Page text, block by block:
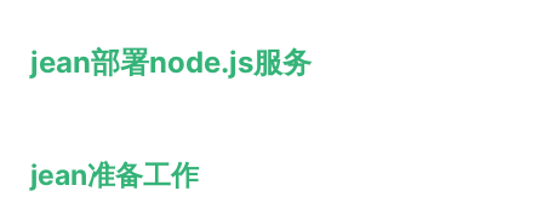
jean部署node.js服务
jean准备工作